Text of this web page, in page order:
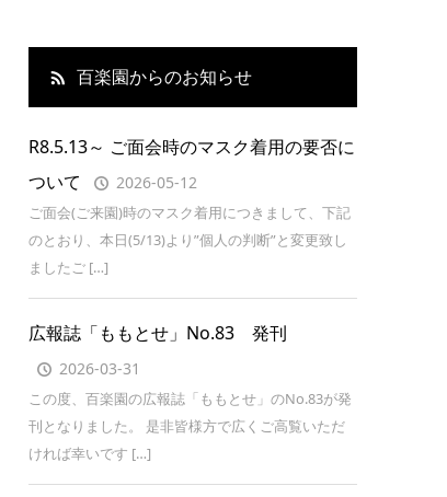
百楽園からのお知らせ
R8.5.13～ ご面会時のマスク着用の要否に
ついて
2026-05-12
ご面会(ご来園)時のマスク着用につきまして、下記
のとおり、本日(5/13)より”個人の判断”と変更致し
ましたご […]
広報誌「ももとせ」No.83 発刊
2026-03-31
この度、百楽園の広報誌「ももとせ」のNo.83が発
刊となりました。 是非皆様方で広くご高覧いただ
ければ幸いです […]